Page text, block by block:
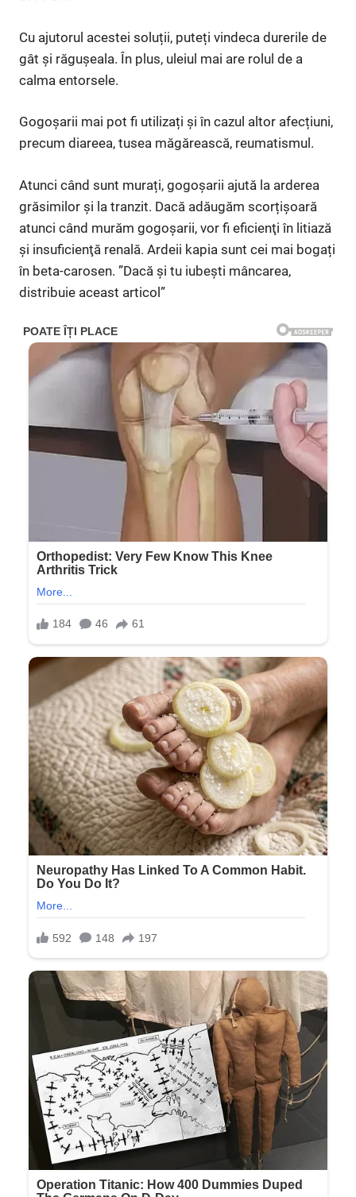
Cu ajutorul acestei soluții, puteți vindeca durerile de
gât și răgușeala. În plus, uleiul mai are rolul de a
calma entorsele.
Gogoșarii mai pot fi utilizați și în cazul altor afecțiuni,
precum diareea, tusea măgărească, reumatismul.
Atunci când sunt murați, gogoșarii ajută la arderea
grăsimilor şi la tranzit. Dacă adăugăm scorțișoară
atunci când murăm gogoșarii, vor fi eficienţi în litiază
şi insuficienţă renală. Ardeii kapia sunt cei mai bogați
în beta-carosen. ”Dacă și tu iubești mâncarea,
distribuie aceast articol”